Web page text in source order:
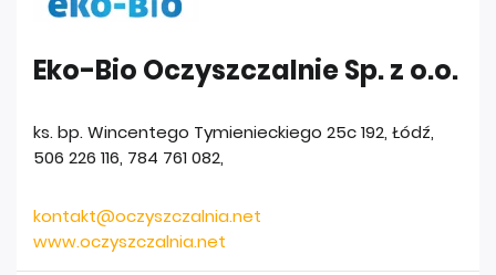
Eko-Bio Oczyszczalnie Sp. z o.o.
ks. bp. Wincentego Tymienieckiego 25c 192, Łódź,
506 226 116, 784 761 082,
kontakt@oczyszczalnia.net
www.oczyszczalnia.net